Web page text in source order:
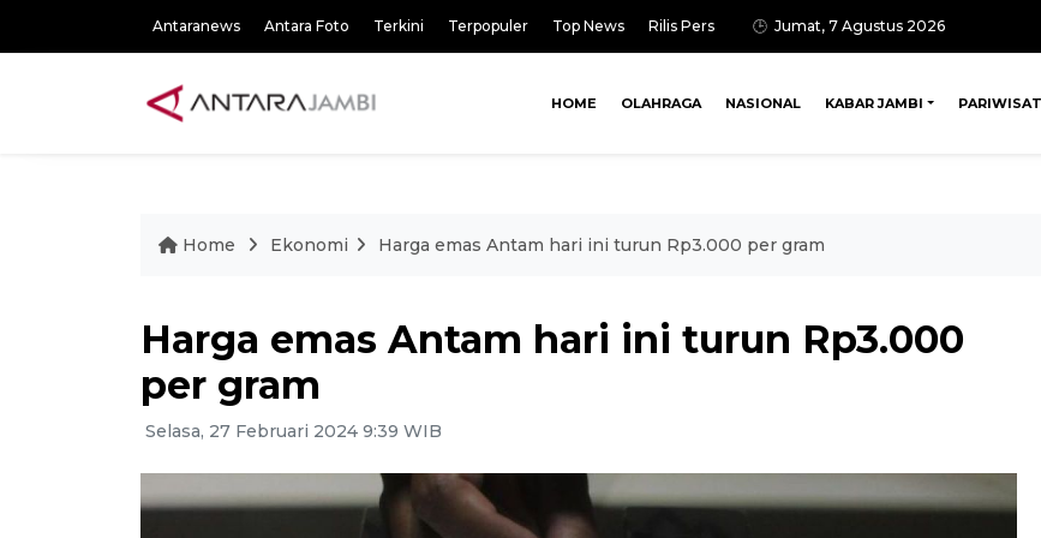
Antaranews Antara Foto Terkini Terpopuler Top News Rilis Pers Jumat, 7 Agustus 2026
HOME OLAHRAGA NASIONAL KABAR JAMBI
Home Ekonomi Harga emas Antam hari ini turun Rp3.000 per gram
Harga emas Antam hari ini turun Rp3.000
per gram
Selasa, 27 Februari 2024 9:39 WIB